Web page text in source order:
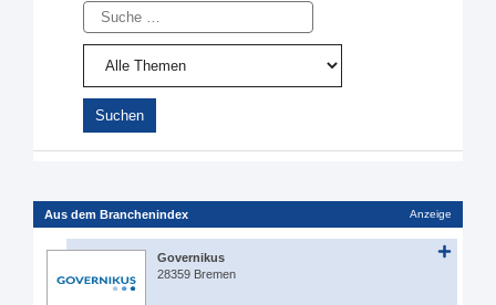
Suche
Aus dem Branchenindex Anzeige
Governikus
28359 Bremen